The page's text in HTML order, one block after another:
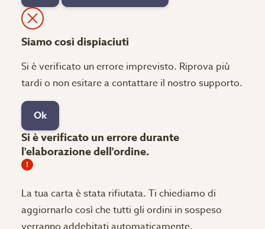
Siamo così dispiaciuti
Si è verificato un errore imprevisto. Riprova più
tardi o non esitare a contattare il nostro supporto.
Ok
Si è verificato un errore durante
l'elaborazione dell'ordine.
La tua carta è stata rifiutata. Ti chiediamo di
aggiornarlo così che tutti gli ordini in sospeso